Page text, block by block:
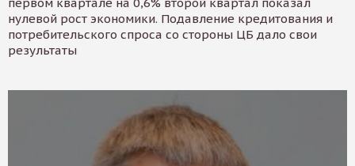
нулевой рост экономики. Подавление кредитования и
потребительского спроса со стороны ЦБ дало свои
результаты